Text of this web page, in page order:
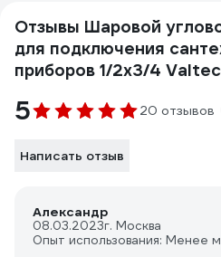
Отзывы Шаровой
для подключения
приборов 1/2х3/4
5 20 отзывов
Написать отзыв
Александр
08.03.2023г. Москва
Опыт использования: Менее